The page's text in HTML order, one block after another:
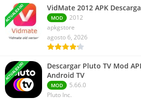
ACTUALIZADO VidMate 2012 APK
MOD
2012
apkgstore
agosto 6, 2026
ACTUALIZADO
Descargar Pluto TV Mod
Android TV
MOD
5.66.0
Pluto Inc.